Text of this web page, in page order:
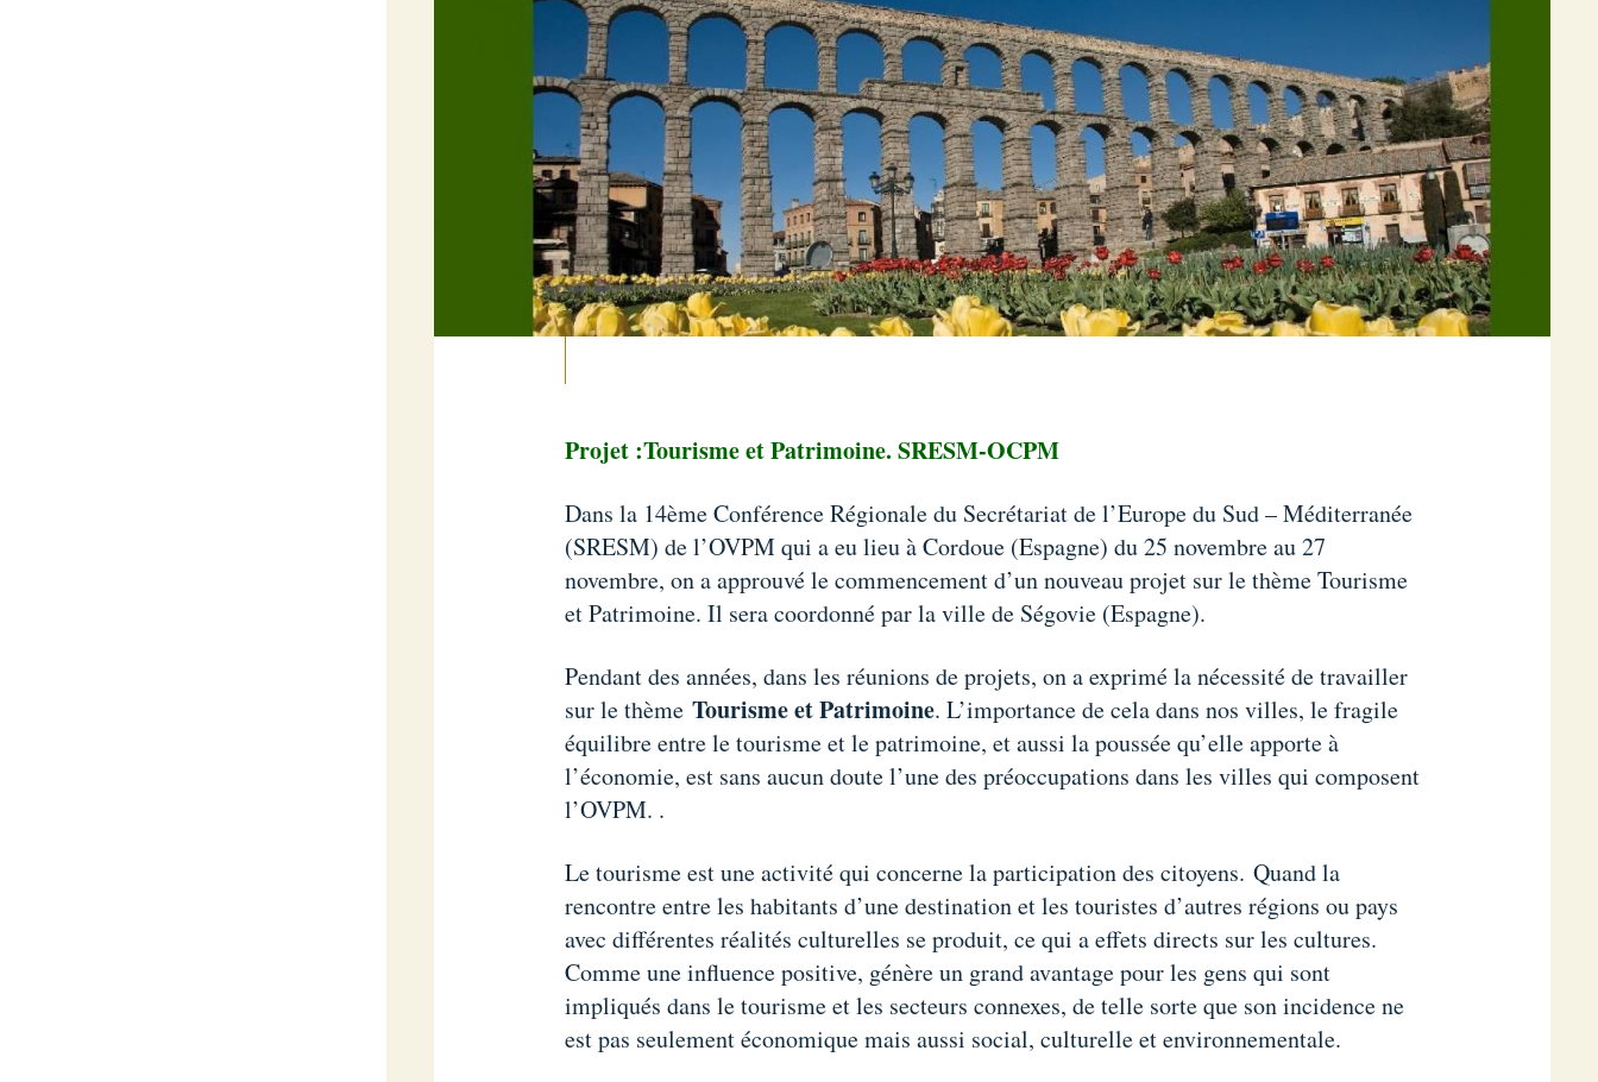
Projet :Tourisme et Patrimoine. SRESM-OCPM
Dans la 14ème Conférence Régionale du Secrétariat de l’Europe du Sud – Méditerranée
(SRESM) de l’OVPM qui a eu lieu à Cordoue (Espagne) du 25 novembre au 27
novembre, on a approuvé le commencement d’un nouveau projet sur le thème Tourisme
et Patrimoine. Il sera coordonné par la ville de Ségovie (Espagne).
Pendant des années, dans les réunions de projets, on a exprimé la nécessité de travailler
sur le thème Tourisme et Patrimoine. L’importance de cela dans nos villes, le fragile
équilibre entre le tourisme et le patrimoine, et aussi la poussée qu’elle apporte à
l’économie, est sans aucun doute l’une des préoccupations dans les villes qui composent
l’OVPM. .
Le tourisme est une activité qui concerne la participation des citoyens. Quand la
rencontre entre les habitants d’une destination et les touristes d’autres régions ou pays
avec différentes réalités culturelles se produit, ce qui a effets directs sur les cultures.
Comme une influence positive, génère un grand avantage pour les gens qui sont
impliqués dans le tourisme et les secteurs connexes, de telle sorte que son incidence ne
est pas seulement économique mais aussi social, culturelle et environnementale.